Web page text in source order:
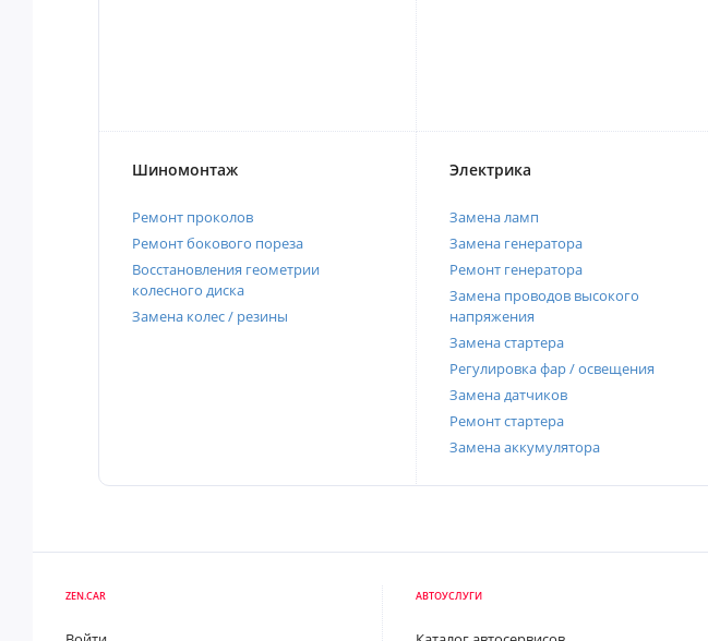
Шиномонтаж
Ремонт проколов
Ремонт бокового пореза
Восстановления геометрии
колесного диска
Замена колес / резины
Электрика
Замена ламп
Замена генератора
Ремонт генератора
Замена проводов высокого
напряжения
Замена стартера
Регулировка фар / освещения
Замена датчиков
Ремонт стартера
Замена аккумулятора
ZEN.CAR АВТОУСЛУГИ